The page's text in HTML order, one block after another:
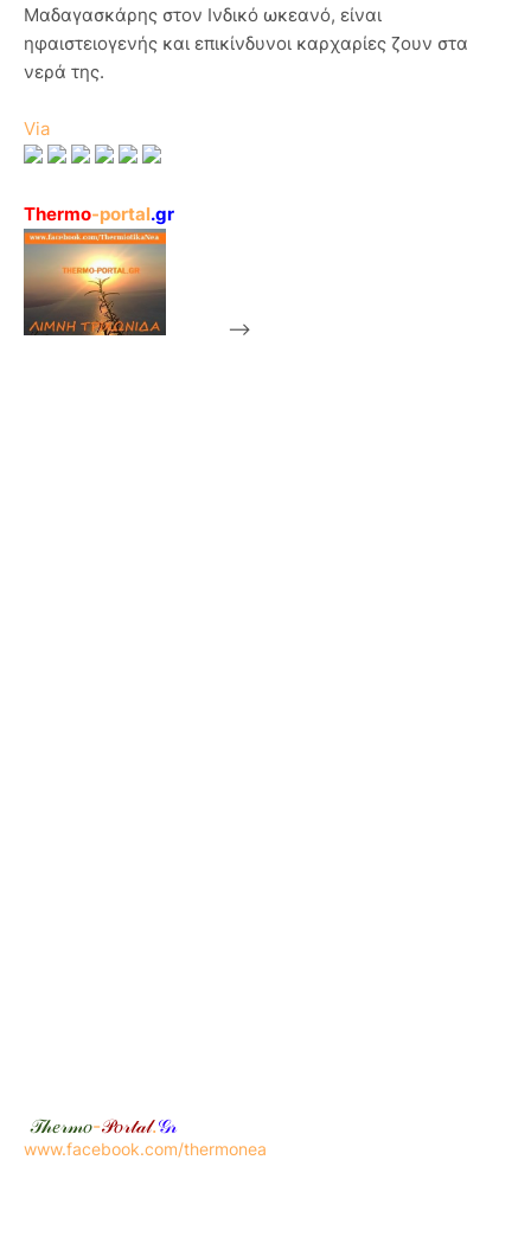
Μαδαγασκάρης στον Ινδικό ωκεανό, είναι
ηφαιστειογενής και επικίνδυνοι καρχαρίες ζουν στα
νερά της.
Via
Thermo-portal.gr
-->
𝒯𝒽𝑒𝓇𝓂𝑜-𝒫𝑜𝓇𝓉𝒶𝓁.𝒢𝓇
www.facebook.com/thermonea